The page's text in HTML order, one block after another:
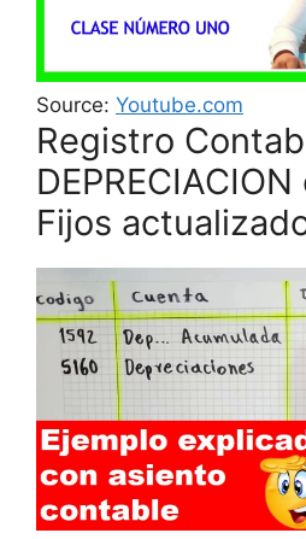
Source: Youtube.com
Registro
Fijos